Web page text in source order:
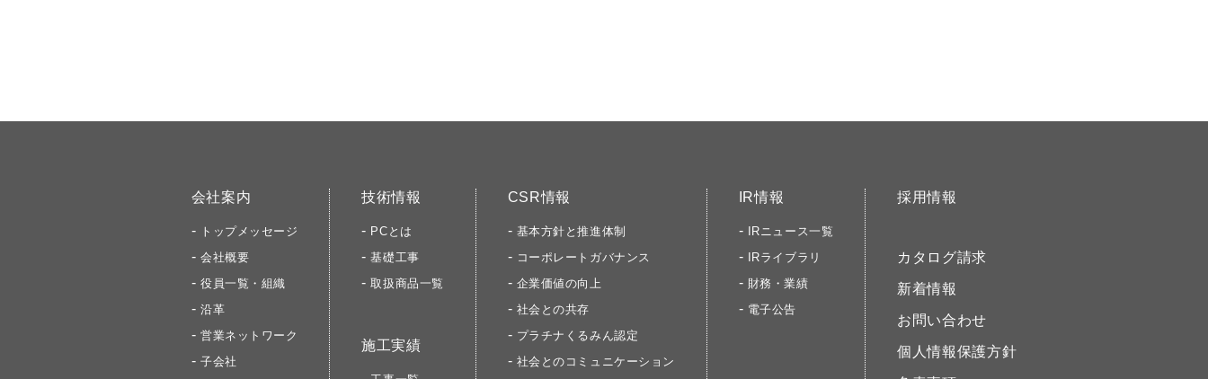
会社案内
トップメッセージ
会社概要
役員一覧・組織
沿革
営業ネットワーク
子会社
技術情報
PCとは
基礎工事
取扱商品一覧
施工実績
CSR情報
基本方針と推進体制
コーポレートガバナンス
企業価値の向上
社会との共存
プラチナくるみん認定
社会とのコミュニケーション
IR情報
IRニュース一覧
IRライブラリ
財務・業績
電子公告
採用情報
カタログ請求
新着情報
お問い合わせ
個人情報保護方針